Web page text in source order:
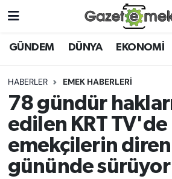
GÜNDEM DÜNYA EKONOMİ
HABERLER EMEK HABERLERİ
78 gündür
edilen KRT TV'de
emekçilerin
gününde sürüyor
DÜNYA
EKONOMİ
EMEK HABERLERİ
YENİ MEDYADA EMEK
GAZETECİLİĞİNİ GELİŞTİRMEK
Nöbetçi Eczaneler
Hava Durumu
İstanbul Namaz Vakitleri
Trafik Durumu
Süper Lig Puan Durumu ve